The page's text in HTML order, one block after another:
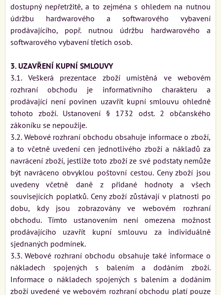
dostupný nepřetržitě, a to zejména s ohledem na nutnou
údržbu hardwarového a softwarového vybavení
prodávajícího, popř. nutnou údržbu hardwarového a
softwarového vybavení třetích osob.
3. UZAVŘENÍ KUPNÍ SMLOUVY
3.1. Veškerá prezentace zboží umístěná ve webovém
rozhraní obchodu je informativního charakteru a
prodávající není povinen uzavřít kupní smlouvu ohledně
tohoto zboží. Ustanovení § 1732 odst. 2 občanského
zákoníku se nepoužije.
3.2. Webové rozhraní obchodu obsahuje informace o zboží,
a to včetně uvedení cen jednotlivého zboží a nákladů za
navrácení zboží, jestliže toto zboží ze své podstaty nemůže
být navráceno obvyklou poštovní cestou. Ceny zboží jsou
uvedeny včetně daně z přidané hodnoty a všech
souvisejících poplatků. Ceny zboží zůstávají v platnosti po
dobu, kdy jsou zobrazovány ve webovém rozhraní
obchodu. Tímto ustanovením není omezena možnost
prodávajícího uzavřít kupní smlouvu za individuálně
sjednaných podmínek.
3.3. Webové rozhraní obchodu obsahuje také informace o
nákladech spojených s balením a dodáním zboží.
Informace o nákladech spojených s balením a dodáním
zboží uvedené ve webovém rozhraní obchodu platí pouze